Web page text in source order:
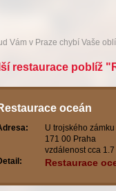
Vám v Praze chybí Vaše
restaurace poblíž
oceán
U trojského
171 00 Praha
vzdálenost cca 1.7
Restaurace